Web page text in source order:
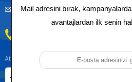
Atatürk, Kıraç Mevkii, Orhan Veli Cd. D:No:19,